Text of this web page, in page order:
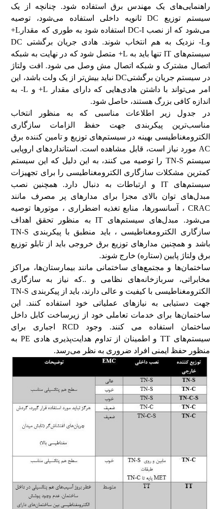
راهنمایی‌های یک مهندس برق استفاده شود. چنانچه از یک
سیستم توزیع DC ثانویه داخلی استفاده می‌شود، توصیه
می‌شود که از نصب DC-I استفاده شود به طوری که مقدارL+
وL- نزدیک به هم انتخاب شوند. هادی جریان برگشتی DC
سیستم‌های IT تنها باید به L+ متصل شود که در نهایت به شبکه
اتصال مشترک و شبکه اتصال مش وصل می شود. افت ولتاژ
در سیستم جریان برگشتیDC نباید بیش‌تر از یک ولت باشد، این
امر می‌تواند با داشتن هادی‌هایی که دارای مقدار L+ و L- به
اندازه کافی بزرگ هستند، حاصل شود.
در جدول زیر اطلاعات مناسبی که به منظور انتخاب
مناسب‌ترین پیکربندی جهت حفظ الزامات سازگاری
الکترومغناطیسی بهینه در سیستم‌های توزیع و تامین کننده برق
AC مورد نیاز است، قابل مشاهده است. استانداردهای اروپایی
سیستم TN-S را توصیه می کنند، به این دلیل که این سیستم
کمترین مشکلات سازگاری الکترومغناطیسی را برای تجهیزات
سیستم‌های IT و ارتباطات به دنبال دارد. همچنین نصب
مبدل‌های توان بالای مجزا برای مدارهای پر مصرف مانند
CRAC ، آسانسورها، منابع تغذیه اضطراری ، موتورها توصیه
می‌شود. مبدل‌های سیستم‌های IT به منظور تحقق اهداف
سازگاری الکترومغناطیسی ، باید منطبق با پیکربندی TN-S
باشد و همچنین مدارهای توزیع برق خروجی باید از تابلو توزیع
برق ولتاژ پایین (ستاره) خارج شوند.
ساختمان‌ها و مجتمع‌های ساختمانی مانند بیمارستان‌ها، مراکز
مخابراتی، سربازخانه‌های نظامی و ..که نیاز به سازگاری
الکترومغناطیسی با کیفیت و عالی دارند، باید از پیکربندی TN-S
جهت دستیابی به نیازهای عملیاتی خود استفاده کنند. این
ساختمان‌ها برای خدمات تعاملی خود از زیرساخت کابل داخل
ساختمان استفاده می کنند. وجود RCD اجباری برای
سیستم‌های TT و اطمینان از تداوم هدایت‌پذیری هادی PE به
منظور حفظ ایمنی افراد ضروری به نظر می‌رسد.